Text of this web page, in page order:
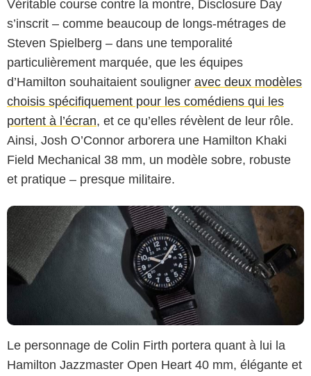
Véritable course contre la montre, Disclosure Day
s’inscrit – comme beaucoup de longs-métrages de
Steven Spielberg – dans une temporalité
particulièrement marquée, que les équipes
d’Hamilton souhaitaient souligner avec deux modèles
choisis spécifiquement pour les comédiens qui les
portent à l’écran, et ce qu’elles révèlent de leur rôle.
Ainsi, Josh O’Connor arborera une Hamilton Khaki
Field Mechanical 38 mm, un modèle sobre, robuste
et pratique – presque militaire.
Le personnage de Colin Firth portera quant à lui la
Hamilton Jazzmaster Open Heart 40 mm, élégante et
Universal Pictures - Hamilton